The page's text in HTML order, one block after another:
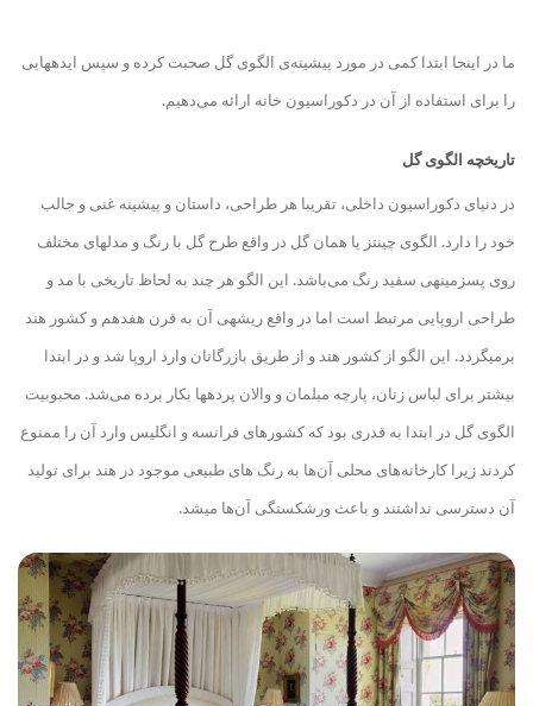
ما در اینجا ابتدا کمی در مورد پیشینه‌ی الگوی گل صحبت کرده و سپس ایدههایی
را برای استفاده از آن در دکوراسیون خانه ارائه می‌دهیم.
تاریخچه الگوی گل
در دنیای دکوراسیون داخلی، تقریبا هر طراحی، داستان و پیشینه غنی و جالب
خود را دارد. الگوی چینتز یا همان گل در واقع طرح گل با رنگ و مدلهای مختلف
روی پسزمینهی سفید رنگ می‌باشد. این الگو هر چند به لحاظ تاریخی با مد و
طراحی اروپایی مرتبط است اما در واقع ریشهی آن به قرن هفدهم و کشور هند
برمیگردد. این الگو از کشور هند و از طریق بازرگانان وارد اروپا شد و در ابتدا
بیشتر برای لباس زنان، پارچه مبلمان و والان پردهها بکار برده می‌شد. محبوبیت
الگوی گل در ابتدا به قدری بود که کشورهای فرانسه و انگلیس وارد آن را ممنوع
کردند زیرا کارخانه‌های محلی آن‌ها به رنگ های طبیعی موجود در هند برای تولید
آن دسترسی نداشتند و باعث ورشکستگی آن‌ها میشد.